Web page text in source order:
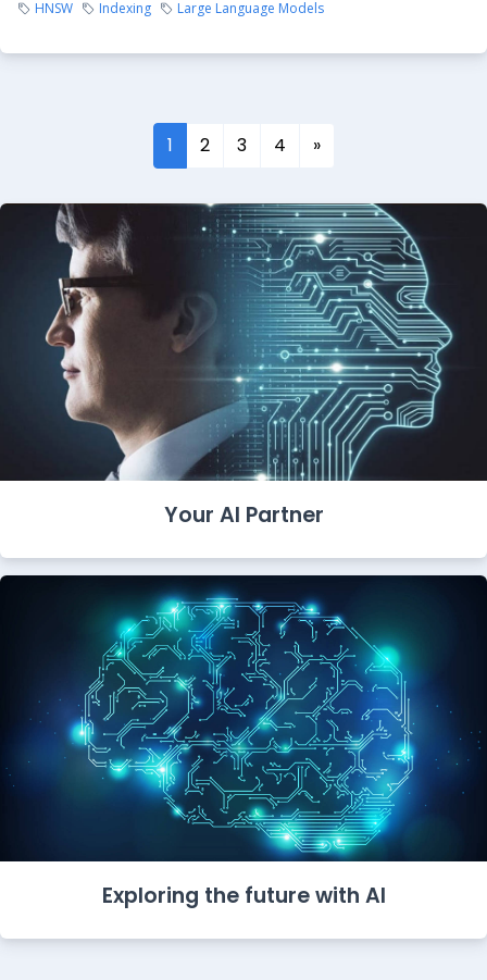
HNSW
Indexing Large Language Models
1 2 3 4 »
Your AI Partner
Exploring the future with AI